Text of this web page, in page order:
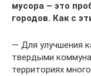
мусора – это
городов. Как с
— Для улучшения
твердыми
территориях